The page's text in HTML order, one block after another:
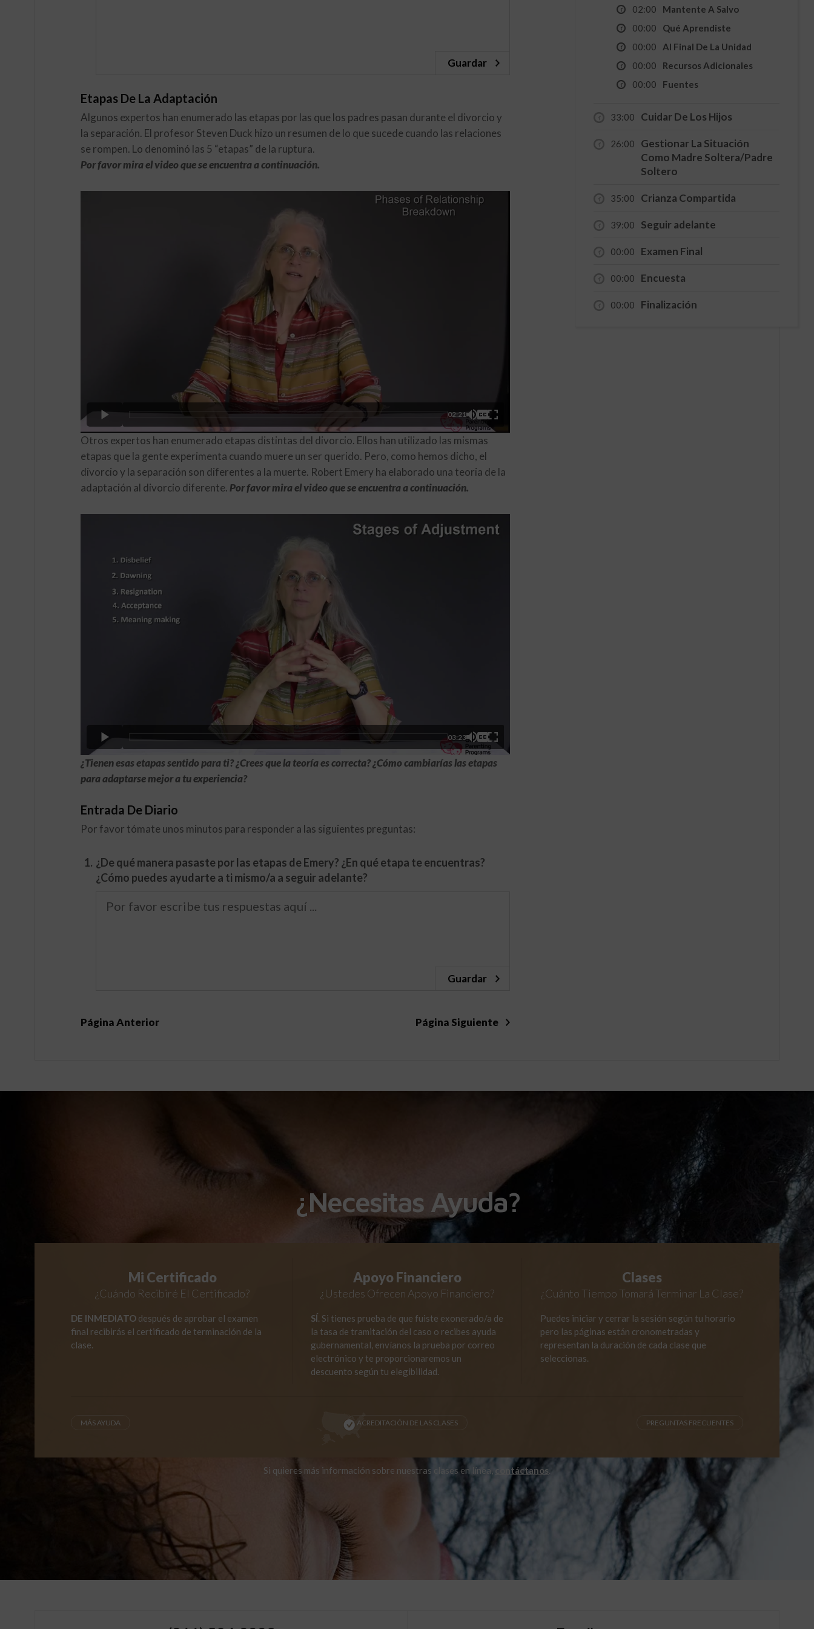
Guardar
Etapas De La Adaptación
Algunos expertos han enumerado las etapas por las que los padres pasan durante el divorcio y
la separación. El profesor Steven Duck hizo un resumen de lo que sucede cuando las relaciones
se rompen. Lo denominó las 5 “etapas” de la ruptura.
Por favor mira el video que se encuentra a continuación.
02:21
Otros expertos han enumerado etapas distintas del divorcio. Ellos han utilizado las mismas
etapas que la gente experimenta cuando muere un ser querido. Pero, como hemos dicho, el
divorcio y la separación son diferentes a la muerte. Robert Emery ha elaborado una teoria de la
adaptación al divorcio diferente. Por favor mira el video que se encuentra a continuación.
03:23
¿Tienen esas etapas sentido para ti? ¿Crees que la teoría es correcta? ¿Cómo cambiarías las etapas
para adaptarse mejor a tu experiencia?
Entrada De Diario
Por favor tómate unos minutos para responder a las siguientes preguntas:
1. ¿De qué manera pasaste por las etapas de Emery? ¿En qué etapa te encuentras?
¿Cómo puedes ayudarte a ti mismo/a a seguir adelante?
Guardar
Página Anterior Página Siguiente
02:00
Mantente A Salvo
00:00
Qué Aprendiste
00:00
Al Final De La Unidad
00:00
Recursos Adicionales
00:00
Fuentes
33:00 Cuidar De Los Hijos
26:00
Gestionar La Situación
Como Madre Soltera/Padre
Soltero
35:00 Crianza Compartida
39:00 Seguir adelante
00:00 Examen Final
00:00 Encuesta
00:00 Finalización
¿Necesitas Ayuda?
Mi Certificado
¿Cuándo Recibiré El Certificado?
DE INMEDIATO después de aprobar el examen
final recibirás el certificado de terminación de la
clase.
Apoyo Financiero
¿Ustedes Ofrecen Apoyo Financiero?
SÍ. Si tienes prueba de que fuiste exonerado/a de
la tasa de tramitación del caso o recibes ayuda
gubernamental, envíanos la prueba por correo
electrónico y te proporcionaremos un
descuento según tu elegibilidad.
Clases
¿Cuánto Tiempo Tomará Terminar La Clase?
Puedes iniciar y cerrar la sesión según tu horario
pero las páginas están cronometradas y
representan la duración de cada clase que
seleccionas.
MÁS AYUDA ACREDITACIÓN DE LAS CLASES PREGUNTAS FRECUENTES
Si quieres más información sobre nuestras clases en línea, contáctanos.